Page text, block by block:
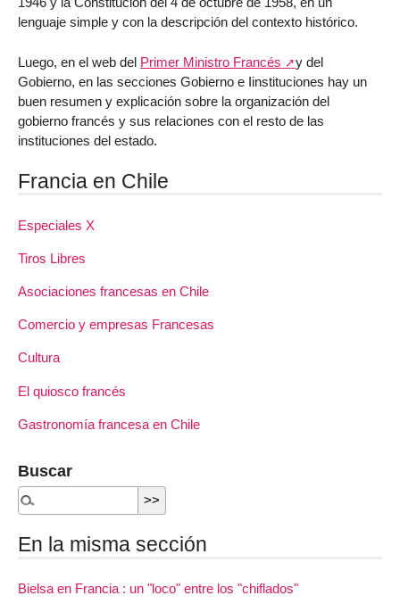
lenguaje simple y con la descripción del contexto histórico.
Luego, en el web del Primer Ministro Francés
y del
Gobierno, en las secciones Gobierno e Iinstituciones hay un
buen resumen y explicación sobre la organización del
gobierno francés y sus relaciones con el resto de las
instituciones del estado.
Francia en Chile
Especiales X
Tiros Libres
Asociaciones francesas en Chile
Comercio y empresas Francesas
Cultura
El quiosco francés
Gastronomía francesa en Chile
Buscar
En la misma sección
Bielsa en Francia : un "loco" entre los "chiflados"